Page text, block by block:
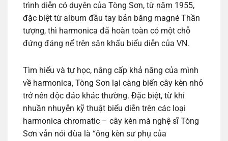
trình diễn có duyên của Tòng Sơn, từ năm 1955,
đặc biệt từ album đầu tay bản băng magné Thần
tượng, thì harmonica đã hoàn toàn có một chỗ
đứng đáng nể trên sân khấu biểu diễn của VN.
Tìm hiểu và tự học, nâng cấp khả năng của mình
về harmonica, Tòng Sơn lại càng biến cây kèn nhỏ
trở nên độc đáo khác thường. Đặc biệt, từ khi
nhuần nhuyễn kỹ thuật biểu diễn trên các loại
harmonica chromatic – cây kèn mà nghệ sĩ Tòng
Sơn vẫn nói đùa là “ông kèn sư phụ của